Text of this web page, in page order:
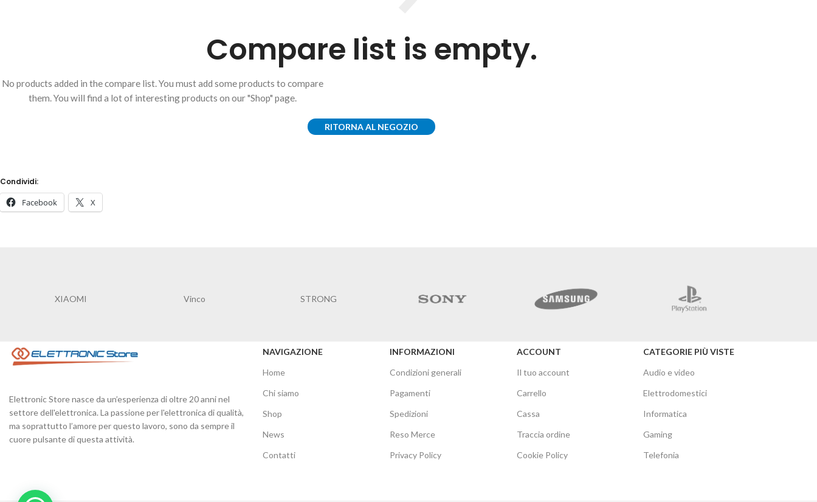
Compare list is empty.
No products added in the compare list. You must add some products to compare
them.You will find a lot of interesting products on our "Shop" page.
RITORNA AL NEGOZIO
Condividi:
Facebook X
XIAOMI Vinco STRONG
Elettronic Store nasce da un’esperienza di oltre 20 anni nel
settore dell'elettronica. La passione per l'elettronica di qualità,
ma soprattutto l’amore per questo lavoro, sono da sempre il
cuore pulsante di questa attività.
NAVIGAZIONE
Home
Chi siamo
Shop
News
Contatti
INFORMAZIONI
Condizioni generali
Pagamenti
Spedizioni
Reso Merce
Privacy Policy
ACCOUNT
Il tuo account
Carrello
Cassa
Traccia ordine
Cookie Policy
CATEGORIE PIÙ VISTE
Audio e video
Elettrodomestici
Informatica
Gaming
Telefonia